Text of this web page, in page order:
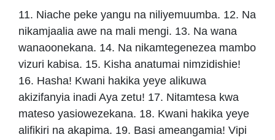
11. Niache peke yangu na niliyemuumba. 12. Na
nikamjaalia awe na mali mengi. 13. Na wana
wanaoonekana. 14. Na nikamtegenezea mambo
vizuri kabisa. 15. Kisha anatumai nimzidishie!
16. Hasha! Kwani hakika yeye alikuwa
akizifanyia inadi Aya zetu! 17. Nitamtesa kwa
mateso yasiowezekana. 18. Kwani hakika yeye
alifikiri na akapima. 19. Basi ameangamia! Vipi